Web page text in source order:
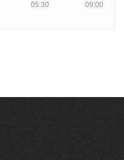
09:00
05:30